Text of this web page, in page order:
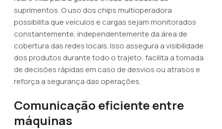
suprimentos. O uso dos chips multioperadora
possibilita que veículos e cargas sejam monitorados
constantemente, independentemente da área de
cobertura das redes locais. Isso assegura a visibilidade
dos produtos durante todo o trajeto, facilita a tomada
de decisões rápidas em caso de desvios ou atrasos e
reforça a segurança das operações.
Comunicação eficiente entre
máquinas